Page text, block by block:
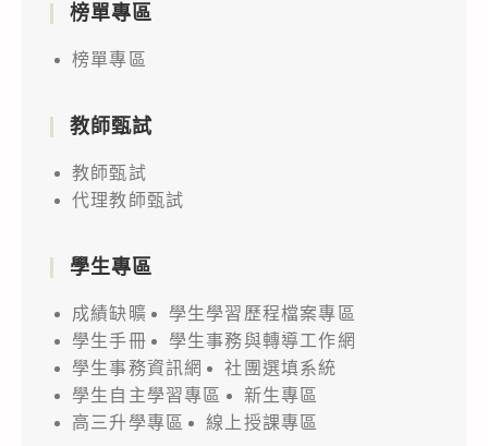
榜單專區
榜單專區
教師甄試
教師甄試
代理教師甄試
學生專區
成績缺曠
學生學習歷程檔案專區
學生手冊
學生事務與轉導工作網
學生事務資訊網
社團選填系統
學生自主學習專區
新生專區
高三升學專區
線上授課專區